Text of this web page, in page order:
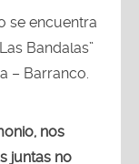
se encuentra
Bandalas”
– Barranco.
nos
juntas no